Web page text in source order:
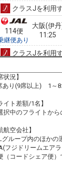
クラスJを利用
114便
継便あり
大阪(伊
11:25
クラスJを利用
116便
継便あり
大阪(伊
AIR運
航
大阪(伊丹
118便
乗継便あり
大阪(伊
13:25
状況】
あり(9席以上) 1～
イト差額/1名】
択中のフライトから
航空会社】
グループ内のほかの
フジドリームエア
（コードシェア便